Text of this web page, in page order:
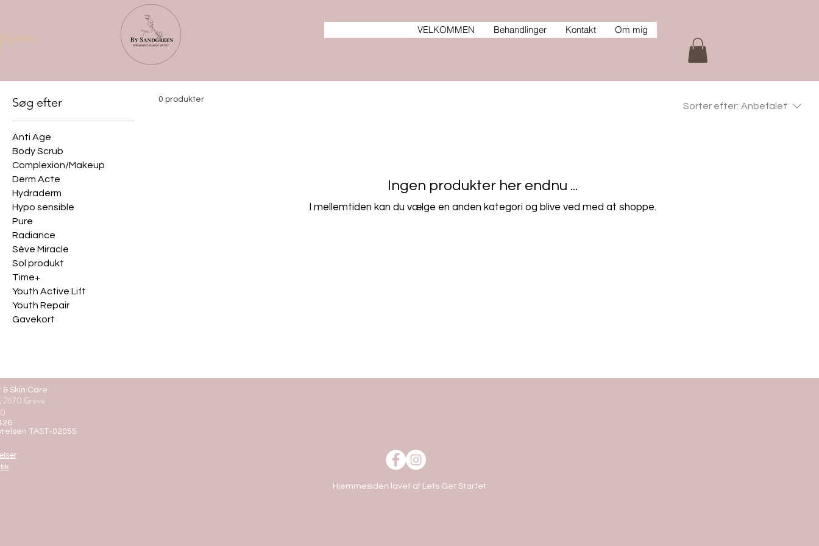
VELKOMMEN Behandlinger Kontakt Om mig
Søg efter
Anti Age
Body Scrub
Complexion/Makeup
Derm Acte
Hydraderm
Hypo sensible
Pure
Radiance
Sève Miracle
Sol produkt
Time+
Youth Active Lift
Youth Repair
Gavekort
0 produkter
Sorter efter: Anbefalet
Ingen produkter her endnu ...
I mellemtiden kan du vælge en anden kategori og blive ved med at shoppe.
Skin Care
2670 Greve
TAST-02055
Hjemmesiden lavet af Lets Get Startet